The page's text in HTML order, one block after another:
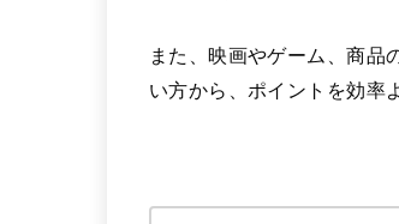
また、映画やゲーム、商品
い方から、ポイントを効率